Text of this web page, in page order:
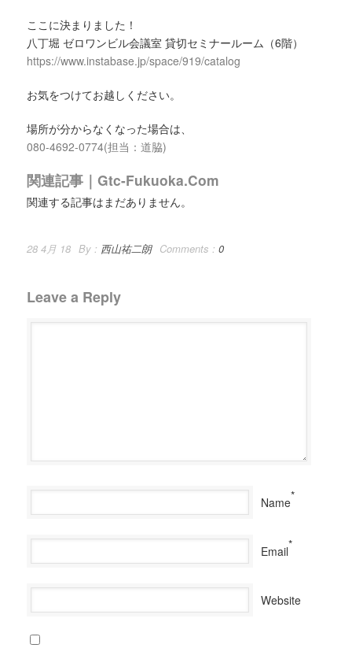
ここに決まりました！
八丁堀 ゼロワンビル会議室 貸切セミナールーム（6階）
https://www.instabase.jp/space/919/catalog
お気をつけてお越しください。
場所が分からなくなった場合は、
080-4692-0774(担当：道脇)
関連記事｜gtc-Fukuoka.com
関連する記事はまだありません。
28 4月 18 By : 西山祐二朗 Comments : 0
Leave a Reply
Name*
Email*
Website